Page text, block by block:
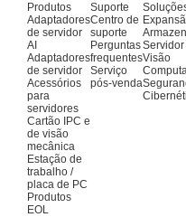
Produtos
Adaptadores
de servidor
AI
Adaptadores
de servidor
Acessórios
para
servidores
Cartão IPC e
de visão
mecânica
Estação de
trabalho /
placa de PC
Produtos
EOL
Suporte
Centro de
suporte
Perguntas
frequentes
Serviço
pós-venda
Servidor
Visão